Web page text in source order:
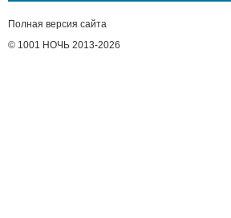
Полная версия сайта
© 1001 НОЧЬ 2013-2026